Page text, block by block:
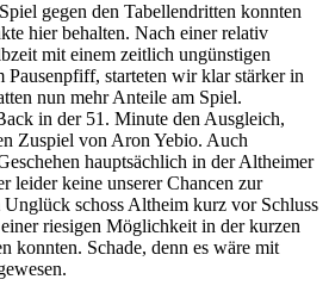
gegen den Tabellendritten konnten
hier behalten. Nach einer relativ
mit einem zeitlich ungünstigen
Pausenpfiff, starteten wir klar stärker in
nun mehr Anteile am Spiel.
in der 51. Minute den Ausgleich,
Zuspiel von Aron Yebio. Auch
hauptsächlich in der Altheimer
leider keine unserer Chancen zur
schoss Altheim kurz vor Schluss
riesigen Möglichkeit in der kurzen
konnten. Schade, denn es wäre mit